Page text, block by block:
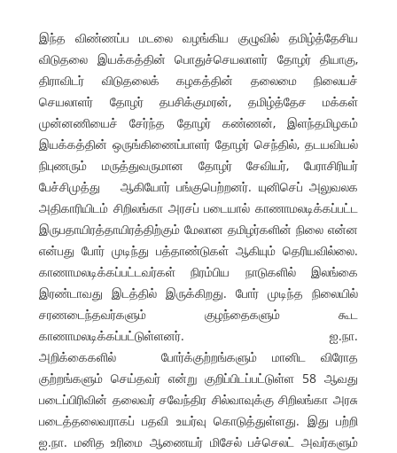
இந்த விண்ணப்ப மடலை வழங்கிய குழுவில் தமிழ்த்தேசிய
விடுதலை இயக்கத்தின் பொதுச்செயலாளர் தோழர் தியாகு,
திராவிடர் விடுதலைக் கழகத்தின் தலைமை நிலையச்
செயலாளர் தோழர் தபசிக்குமரன், தமிழ்த்தேச மக்கள்
முன்னணியைச் சேர்ந்த தோழர் கண்ணன், இளந்தமிழகம்
இயக்கத்தின் ஒருங்கிணைப்பாளர் தோழர் செந்தில், தடயவியல்
நிபுணரும் மருத்துவருமான தோழர் சேவியர், பேராசிரியர்
பேச்சிமுத்து ஆகியோர் பங்குபெற்றனர். யுனிசெப் அலுவலக
அதிகாரியிடம் சிறிலங்கா அரசப் படையால் காணாமலடிக்கப்பட்ட
இருபதாயிரத்தாயிரத்திற்கும் மேலான தமிழர்களின் நிலை என்ன
என்பது போர் முடிந்து பத்தாண்டுகள் ஆகியும் தெரியவில்லை.
காணாமலடிக்கப்பட்டவர்கள் நிரம்பிய நாடுகளில் இலங்கை
இரண்டாவது இடத்தில் இருக்கிறது. போர் முடிந்த நிலையில்
சரணடைந்தவர்களும் குழந்தைகளும் கூட
காணாமலடிக்கப்பட்டுள்ளனர். ஐ.நா.
அறிக்கைகளில் போர்க்குற்றங்களும் மானிட விரோத
குற்றங்களும் செய்தவர் என்று குறிப்பிடப்பட்டுள்ள 58 ஆவது
படைப்பிரிவின் தலைவர் சவேந்திர சில்வாவுக்கு சிறிலங்கா அரசு
படைத்தலைவராகப் பதவி உயர்வு கொடுத்துள்ளது. இது பற்றி
ஐ.நா. மனித உரிமை ஆணையர் மிசேல் பச்செலட் அவர்களும்